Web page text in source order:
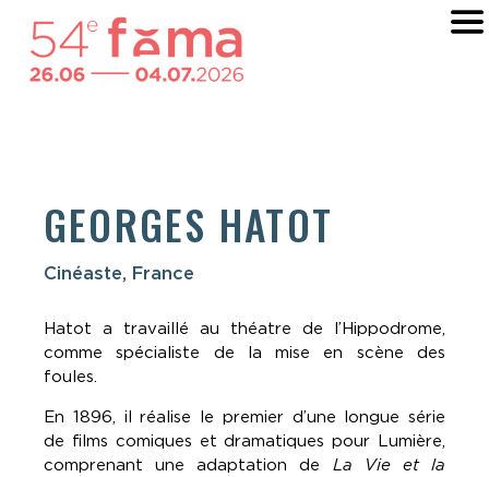
GEORGES HATOT
Cinéaste, France
Hatot a travaillé au théatre de l’Hippodrome,
comme spécialiste de la mise en scène des
foules.
En 1896, il réalise le premier d’une longue série
de films comiques et dramatiques pour Lumière,
comprenant une adaptation de La Vie et la